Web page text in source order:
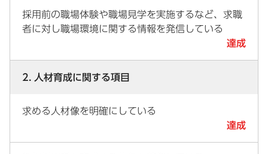
採用前の職場体験や職場見学を実施するなど、求職
者に対し職場環境に関する情報を発信している
達成
2. 人材育成に関する項目
求める人材像を明確にしている
達成